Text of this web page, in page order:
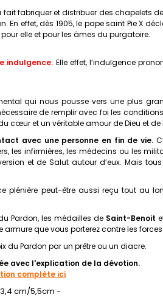
fabriquer et distribuer des chapelets
effet, dès 1905, le pape saint Pie X
elle et pour les âmes du purgatoire.
indulgence. Elle effet, l’indulgence
qui nous pousse vers une plus
de remplir avec foi les
cœur et un véritable amour de Dieu et de
avec une personne en fin de vie.
les infirmières, les médecins ou les
et de Salut autour d’eux. Mais
plénière peut-être aussi reçu tout au
Pardon, les médailles de Saint-Benoit
armure que vous porterez contre les
du Pardon par un prêtre ou un diacre.
avec l'explication de la dévotion.
complète ici
cm/5,5cm -